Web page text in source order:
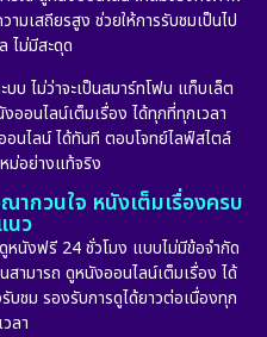
มเสถียรสูง ช่วยให้การรับชมเป็นไป
ไม่มีสะดุด
ไม่ว่าจะเป็นสมาร์ทโฟน แท็บเล็ต
ออนไลน์เต็มเรื่อง ได้ทุกที่ทุกเวลา
นไลน์ ได้ทันที ตอบโจทย์ไลฟ์สไตล์
ม่อย่างแท้จริง
ากวนใจ หนังเต็มเรื่องครบ
นว
นังฟรี 24 ชั่วโมง แบบไม่มีข้อจำกัด
ามารถ ดูหนังออนไลน์เต็มเรื่อง ได้
บชม รองรับการดูได้ยาวต่อเนื่องทุก
ลา